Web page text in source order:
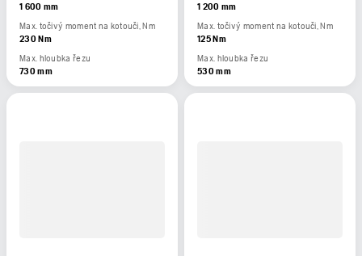
1 600 mm
Max. točivý moment na kotouči, Nm
230 Nm
Max. hloubka řezu
730 mm
1 200 mm
Max. točivý moment na kotouči, Nm
125 Nm
Max. hloubka řezu
530 mm